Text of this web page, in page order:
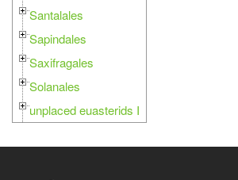
Santalales
Sapindales
Saxifragales
Solanales
unplaced euasterids I